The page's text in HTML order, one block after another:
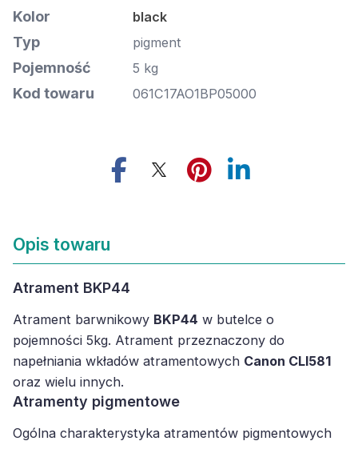
Kolor black
Typ pigment
Pojemność 5 kg
Kod towaru 061C17AO1BP05000
Opis towaru
Atrament BKP44
Atrament barwnikowy BKP44 w butelce o
pojemności 5kg. Atrament przeznaczony do
napełniania wkładów atramentowych Canon CLI581
oraz wielu innych.
Atramenty pigmentowe
Ogólna charakterystyka atramentów pigmentowych